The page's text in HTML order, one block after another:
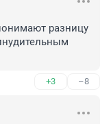
разницу
+3 –8